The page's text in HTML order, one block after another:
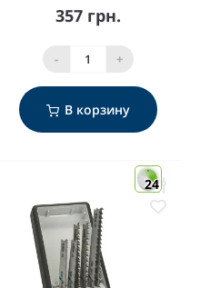
357 грн.
- +
В корзину
24